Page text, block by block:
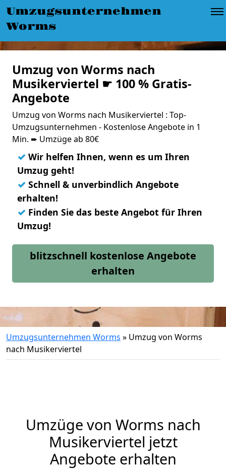
Umzugsunternehmen
Worms
Umzug von Worms nach
Musikerviertel ☛ 100 % Gratis-
Angebote
Umzug von Worms nach Musikerviertel : Top-
Umzugsunternehmen - Kostenlose Angebote in 1
Min. ➨ Umzüge ab 80€
✓ Wir helfen Ihnen, wenn es um Ihren
Umzug geht!
✓ Schnell & unverbindlich Angebote
erhalten!
✓ Finden Sie das beste Angebot für Ihren
Umzug!
blitzschnell kostenlose Angebote
erhalten
Umzugsunternehmen Worms » Umzug von Worms
nach Musikerviertel
Umzüge von Worms nach
Musikerviertel jetzt
Angebote erhalten